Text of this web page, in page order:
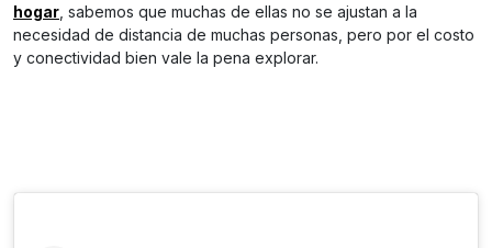
hogar , sabemos que muchas de ellas no se ajustan a la
necesidad de distancia de muchas personas, pero por el costo
y conectividad bien vale la pena explorar.